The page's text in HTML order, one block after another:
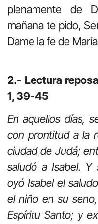
plenamente de
mañana te pido,
Dame la fe de
2.- Lectura
1, 39-45
En aquellos días,
con prontitud a la
ciudad de Judá;
saludó a Isabel.
oyó Isabel el
el niño en su
Espíritu Santo; y